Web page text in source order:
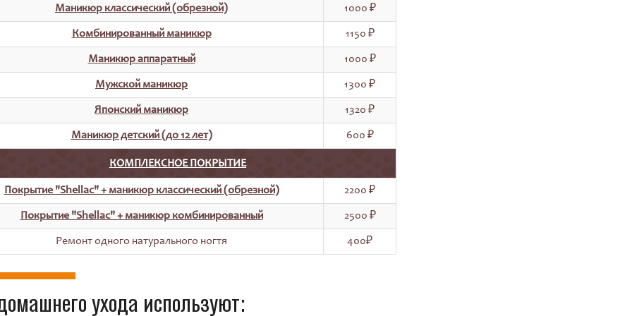
Маникюр классический (обрезной) 1000 ₽
Комбинированный маникюр 1150 ₽
Маникюр аппаратный 1000 ₽
Мужской маникюр 1300 ₽
Японский маникюр 1320 ₽
Маникюр детский (до 12 лет) 600 ₽
КОМПЛЕКСНОЕ ПОКРЫТИЕ
Покрытие "Shellac" + маникюр классический (обрезной) 2200 ₽
Покрытие "Shellac" + маникюр комбинированный 2500 ₽
Ремонт одного натурального ногтя 400₽
ухода используют: